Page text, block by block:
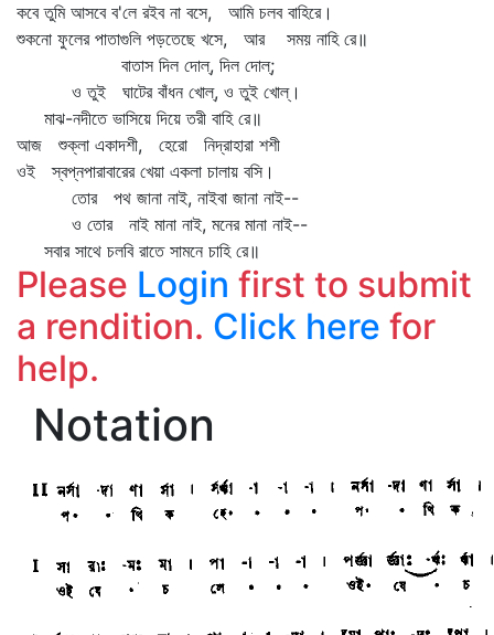
কবে তুমি আসবে ব'লে রইব না বসে, আমি চলব বাহিরে।
শুকনো ফুলের পাতাগুলি পড়তেছে খসে, আর সময় নাহি রে॥
বাতাস দিল দোল্‌, দিল দোল্‌;
ও তুই ঘাটের বাঁধন খোল্‌, ও তুই খোল্‌।
মাঝ-নদীতে ভাসিয়ে দিয়ে তরী বাহি রে॥
আজ শুক্লা একাদশী, হেরো নিদ্রাহারা শশী
ওই স্বপ্নপারাবারের খেয়া একলা চালায় বসি।
তোর পথ জানা নাই, নাইবা জানা নাই--
ও তোর নাই মানা নাই, মনের মানা নাই--
সবার সাথে চলবি রাতে সামনে চাহি রে॥
Please Login first to submit
a rendition. Click here for
help.
Notation